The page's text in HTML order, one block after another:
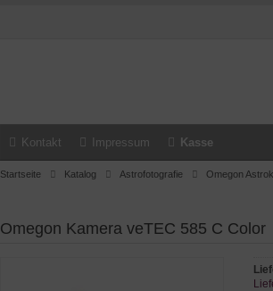
Kontakt Impressum Kasse
Startseite Katalog Astrofotografie Omegon
Omegon Kamera veTEC 585 C Color